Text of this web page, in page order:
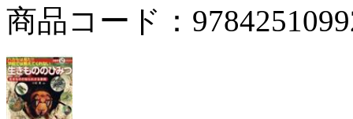
商品コード：